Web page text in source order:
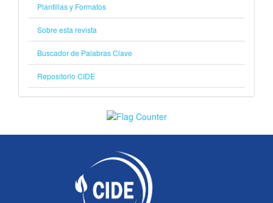
Plantillas y Formatos
Sobre esta revista
Buscador de Palabras Clave
Repositorio CIDE